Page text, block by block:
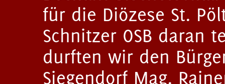
für die Diözese St.
Schnitzer OSB daran
durften wir den
Siegendorf Mag.